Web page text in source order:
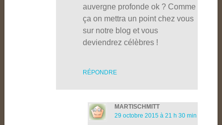
auvergne profonde ok ? Comme
ça on mettra un point chez vous
sur notre blog et vous
deviendrez célèbres !
RÉPONDRE
MARTISCHMITT
29 octobre 2015 à 21 h 30 min